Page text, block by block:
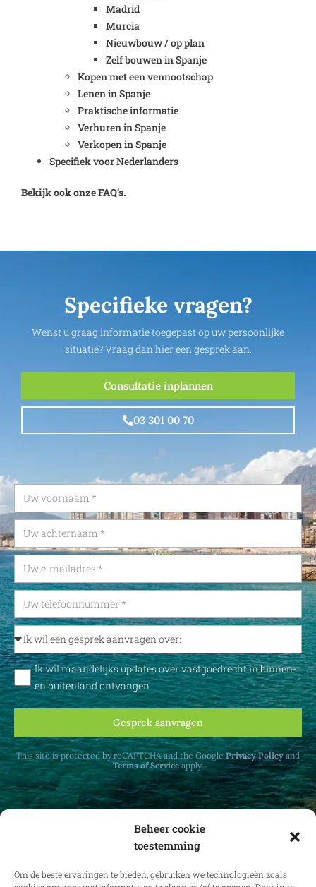
Beheer cookie
toestemming
Om de beste ervaringen te bieden, gebruiken we technologieën zoals
Madrid
Murcia
Nieuwbouw / op plan
Zelf bouwen in Spanje
Kopen met een vennootschap
Lenen in Spanje
Praktische informatie
Verhuren in Spanje
Verkopen in Spanje
Specifiek voor Nederlanders
Bekijk ook onze FAQ’s.
Specifieke vragen?
Wenst u graag informatie toegepast op uw persoonlijke
situatie? Vraag dan hier een gesprek aan.
Consultatie inplannen
03 301 00 70
Ik wil maandelijks updates over vastgoedrecht in binnen-
en buitenland ontvangen
Gesprek aanvragen
This site is protected by reCAPTCHA and the GooglePrivacy Policy and
Terms of Serviceapply.
Ontvang maandelijks updates over
vastgoedrecht in binnen- en buitenland.